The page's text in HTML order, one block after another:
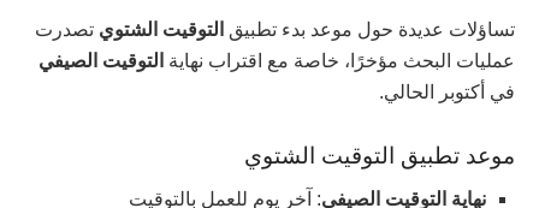
تساؤلات عديدة حول موعد بدء تطبيق التوقيت الشتوي تصدرت
عمليات البحث مؤخرًا، خاصة مع اقتراب نهاية التوقيت الصيفي
في أكتوبر الحالي.
موعد تطبيق التوقيت الشتوي
نهاية التوقيت الصيفي: آخر يوم للعمل بالتوقيت